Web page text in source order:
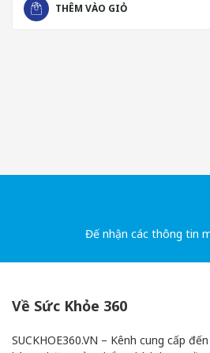
- Lecithin đậu nành: Giúp bổ sung
- Chiết xuất lá Yerba Mate: Giúp
THÊM VÀO GIỎ
Đế nhận các thông tin
Về Sức Khỏe 360
SUCKHOE360.VN – Kênh cung cấp